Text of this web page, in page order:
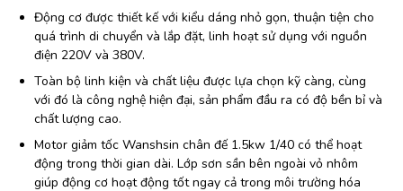
Động cơ được thiết kế với kiểu dáng nhỏ gọn, thuận tiện cho
quá trình di chuyển và lắp đặt, linh hoạt sử dụng với nguồn
điện 220V và 380V.
Toàn bộ linh kiện và chất liệu được lựa chọn kỹ càng, cùng
với đó là công nghệ hiện đại, sản phẩm đầu ra có độ bền bỉ và
chất lượng cao.
Motor giảm tốc Wanshsin chân đế 1.5kw 1/40 có thể hoạt
động trong thời gian dài. Lớp sơn sần bên ngoài vỏ nhôm
giúp động cơ hoạt động tốt ngay cả trong môi trường hóa